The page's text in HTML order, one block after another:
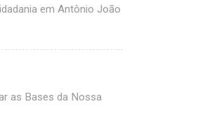
em Antônio João
as Bases da Nossa